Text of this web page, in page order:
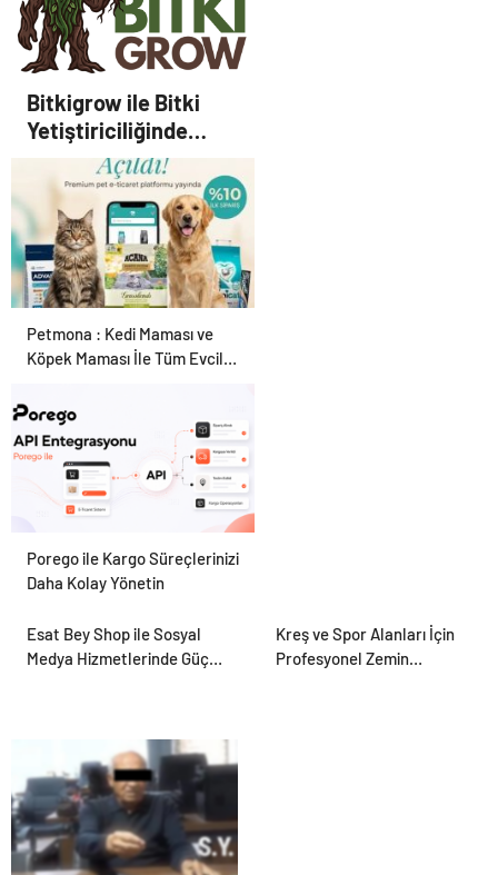
Karar Duruşmasına Çevrildi
Bitkigrow ile Bitki
Yetiştiriciliğinde
Doğru Ekipman ve
Ürün Seçimi
Petmona : Kedi Maması ve
Köpek Maması İle Tüm Evcil
Porego ile Kargo Süreçlerinizi
Daha Kolay Yönetin
Esat Bey Shop ile Sosyal
Medya Hizmetlerinde Güçlü
Kreş ve Spor Alanları İçin
Profesyonel Zemin